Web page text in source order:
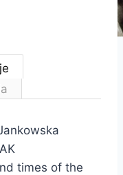
times of the